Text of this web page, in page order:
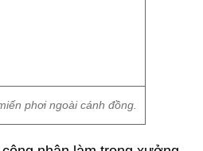
phơi ngoài cánh đồng.